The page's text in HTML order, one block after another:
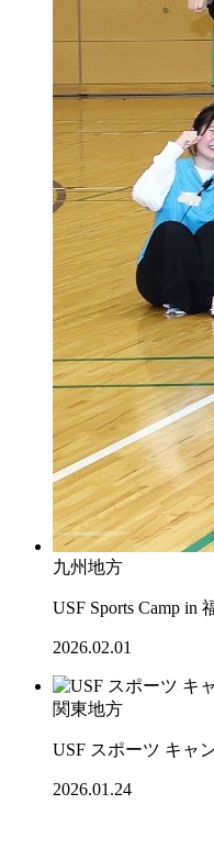
九州地方
USF Sports Camp in
2026.02.01
関東地方
USF スポーツ キャ
2026.01.24